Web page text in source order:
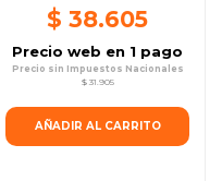
$ 38.605
Precio web en 1 pago
Precio sin Impuestos Nacionales
$ 31.905
AÑADIR AL CARRITO